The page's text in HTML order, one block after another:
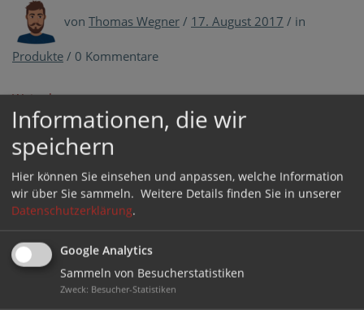
von Thomas Wegner / 17. August 2017 / in
Produkte / 0 Kommentare
Weiterlesen›
Filzgleiter Filzgleiter mit Gelenk
Gewindegleiter ,Gewindegleiter mit Filz
mit
Allgemein(15)
Alltagstipps(34)
Informationen, die wir
speichern
Hier können Sie einsehen und anpassen, welche Information
wir über Sie sammeln. Weitere Details finden Sie in unserer
Datenschutzerklärung.
Google Analytics
Sammeln von Besucherstatistiken
Zweck: Besucher-Statistiken